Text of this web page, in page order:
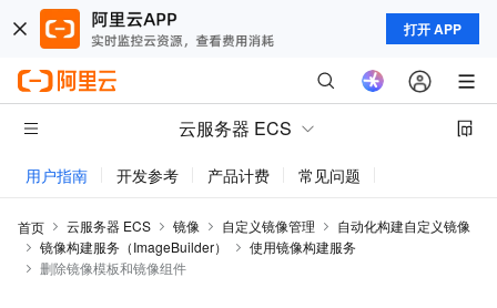
打开 APP
云服务器 ECS
用户指南 开发参考 产品计费 常见问题
首页 云服务器 ECS 镜像 自定义镜像管理
自动化构建自定义镜像
镜像构建服务（ImageBuilder）
使用镜像构建服务
删除镜像模板和镜像组件